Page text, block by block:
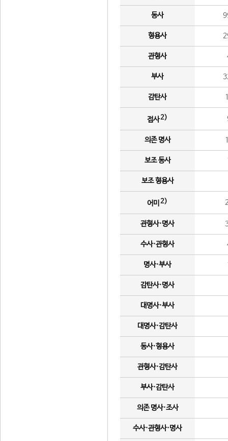
동사
형용사
관형사
부사
감탄사
접사2)
의존 명사
보조 동사
보조 형용사
어미 2)
관형사·명사
수사·관형사
명사·부사
감탄사·명사
대명사·부사
대명사·감탄사
동사·형용사
관형사·감탄사
부사·감탄사
의존 명사·조사
수사·관형사·명사